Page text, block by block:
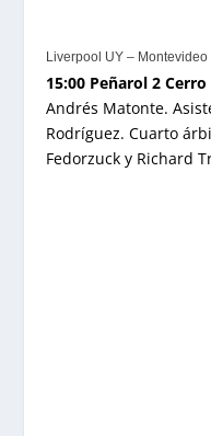
Liverpool UY –
15:00 Peñarol 2
Andrés Matonte.
Rodríguez. Cuarto
Fedorzuck y Richard